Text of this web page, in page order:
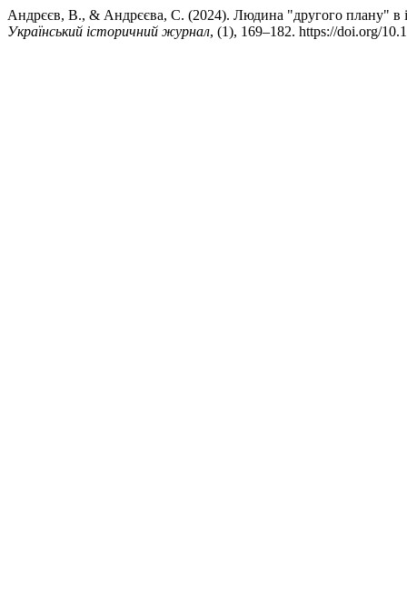
Андрєєв, В., & Андрєєва, С. (2024). Людина "другого плану" в
Український історичний журнал, (1), 169–182. https://doi.org/